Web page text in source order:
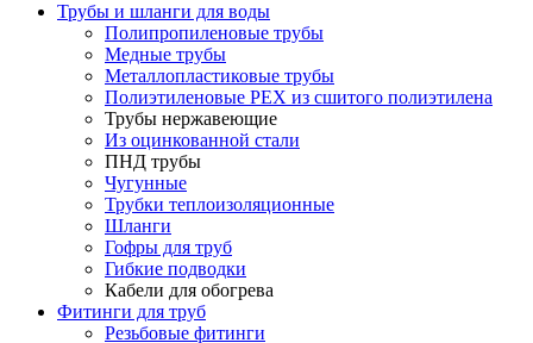
Трубы и шланги для воды
Полипропиленовые трубы
Медные трубы
Металлопластиковые трубы
Полиэтиленовые PEX из сшитого полиэтилена
Трубы нержавеющие
Из оцинкованной стали
ПНД трубы
Чугунные
Трубки теплоизоляционные
Шланги
Гофры для труб
Гибкие подводки
Кабели для обогрева
Фитинги для труб
Резьбовые фитинги